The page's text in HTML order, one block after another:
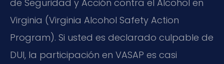
de Seguridad y Acción contra el Alcohol en
Virginia (Virginia Alcohol Safety Action
Program). Si usted es declarado culpable de
DUI, la participación en VASAP es casi